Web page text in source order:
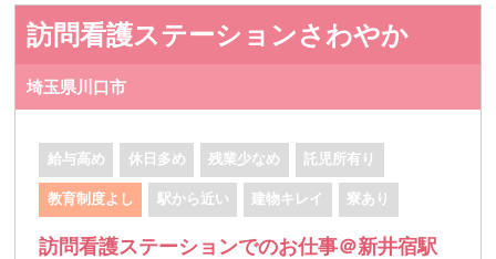
訪問看護ステーションさわやか
埼玉県川口市
給与高め 休日多め 残業少なめ 託児所有り
教育制度よし 駅から近い 建物キレイ 寮あり
訪問看護ステーションでのお仕事＠新井宿駅